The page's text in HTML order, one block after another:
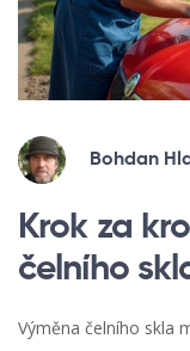
Bohdan
Krok za
čelního
Výměna čelního skla